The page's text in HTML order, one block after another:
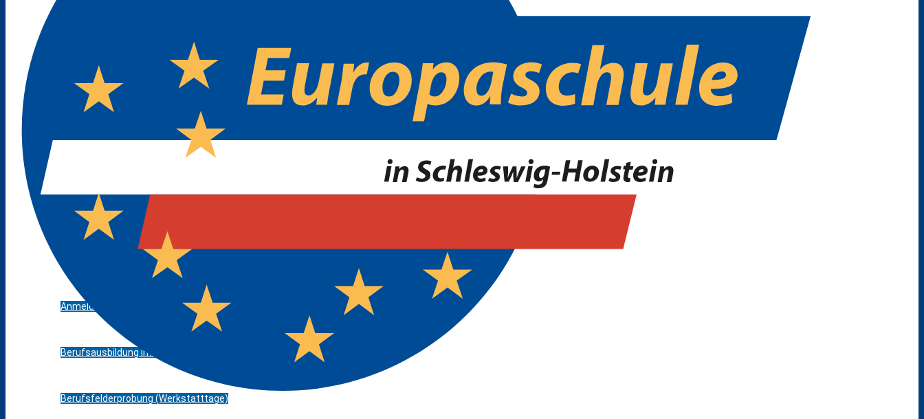
Pressespiegel
Standorte
Bildungsangebot
Anmeldebögen
Berufsausbildung im Dualen System
Berufsfelderprobung (Werkstatttage)